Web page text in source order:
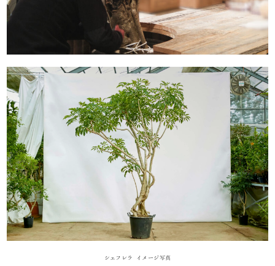
シェフレラ イメージ写真